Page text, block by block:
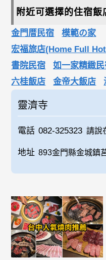
附近可選擇的住宿飯
金門厝民宿
模範の家
宏福旅店(Home Full
書院民宿
如一家精緻
六桂飯店
金帝大飯店
靈濟寺
電話 082-325323 請說
地址 893金門縣金城鎮